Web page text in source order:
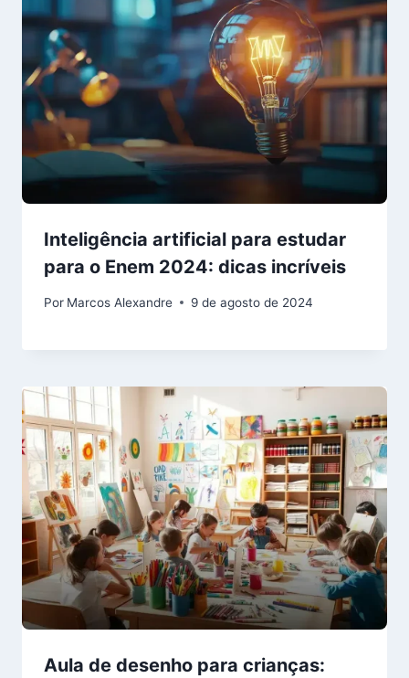
Inteligência artificial para estudar
para o Enem 2024: dicas incríveis
Por Marcos Alexandre 9 de agosto de 2024
Aula de desenho para crianças: